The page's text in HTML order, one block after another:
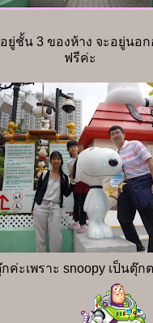
ยู่ชั้น 3 ของห้าง จะอยู่นอ
ฟรีค่ะ
ค่ะเพราะ snoopy เป็นตุ๊ก